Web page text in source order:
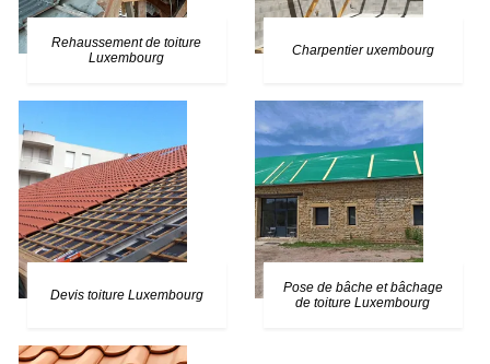
Rehaussement de toiture
Luxembourg
Charpentier uxembourg
Devis toiture Luxembourg
Pose de bâche et bâchage
de toiture Luxembourg